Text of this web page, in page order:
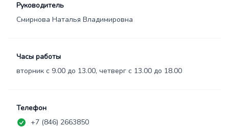
Руководитель
Смирнова Наталья Владимировна
Часы работы
вторник с 9.00 до 13.00, четверг с 13.00 до 18.00
Телефон
+7 (846) 2663850